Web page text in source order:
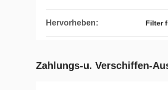
Hervorheben: Filter
Zahlungs-u. Verschiffen-